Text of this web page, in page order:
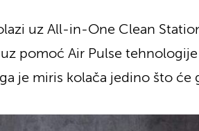
uz All-in-One Clean
pomoć Air Pulse
je miris kolača jedino što će